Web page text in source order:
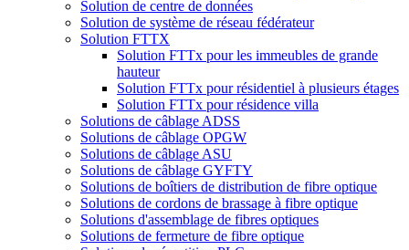
Solution de centre de données
Solution de système de réseau fédérateur
Solution FTTX
Solution FTTx pour les immeubles de grande
hauteur
Solution FTTx pour résidentiel à plusieurs étages
Solution FTTx pour résidence villa
Solutions de câblage ADSS
Solutions de câblage OPGW
Solutions de câblage ASU
Solutions de câblage GYFTY
Solutions de boîtiers de distribution de fibre optique
Solutions de cordons de brassage à fibre optique
Solutions d'assemblage de fibres optiques
Solutions de fermeture de fibre optique